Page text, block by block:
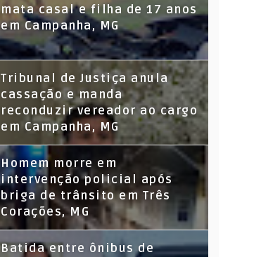
mata casal e filha de 17 anos
em Campanha, MG
Tribunal de Justiça anula
cassação e manda
reconduzir vereador ao cargo
em Campanha, MG
Homem morre em
intervenção policial após
briga de trânsito em Três
Corações, MG
Batida entre ônibus de